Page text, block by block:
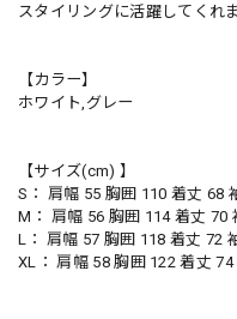
スタイリングに活躍してくれま
【カラー】
ホワイト,グレー
【サイズ(cm) 】
S： 肩幅 55 胸囲 110 着丈 68
M： 肩幅 56 胸囲 114 着丈 70
L： 肩幅 57 胸囲 118 着丈 72
XL： 肩幅 58 胸囲 122 着丈 74